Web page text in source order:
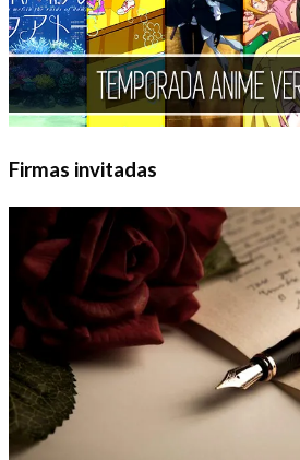
Firmas invitadas